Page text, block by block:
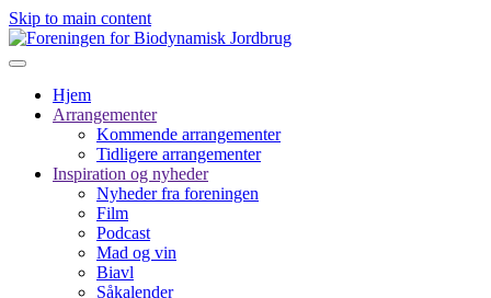
Skip to main content
Hjem
Arrangementer
Kommende arrangementer
Tidligere arrangementer
Inspiration og nyheder
Nyheder fra foreningen
Film
Podcast
Mad og vin
Biavl
Såkalender